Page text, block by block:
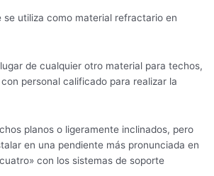
se utiliza como material refractario en
de cualquier otro material para techos,
personal calificado para realizar la
planos o ligeramente inclinados, pero
en una pendiente más pronunciada en
con los sistemas de soporte